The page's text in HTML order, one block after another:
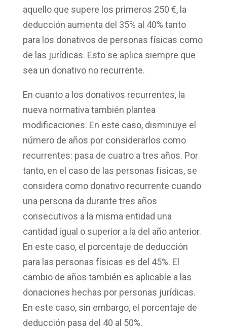
aquello que supere los primeros 250 €, la
deducción aumenta del 35% al 40% tanto
para los donativos de personas físicas como
de las jurídicas. Esto se aplica siempre que
sea un donativo no recurrente.
En cuanto a los donativos recurrentes, la
nueva normativa también plantea
modificaciones. En este caso, disminuye el
número de años por considerarlos como
recurrentes: pasa de cuatro a tres años. Por
tanto, en el caso de las personas físicas, se
considera como donativo recurrente cuando
una persona da durante tres años
consecutivos a la misma entidad una
cantidad igual o superior a la del año anterior.
En este caso, el porcentaje de deducción
para las personas físicas es del 45%. El
cambio de años también es aplicable a las
donaciones hechas por personas jurídicas.
En este caso, sin embargo, el porcentaje de
deducción pasa del 40 al 50%.